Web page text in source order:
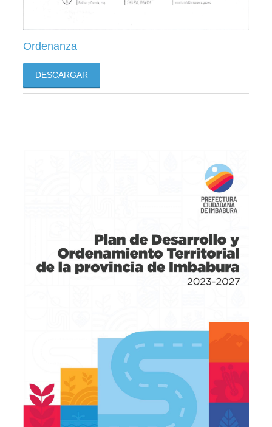
Ordenanza
DESCARGAR